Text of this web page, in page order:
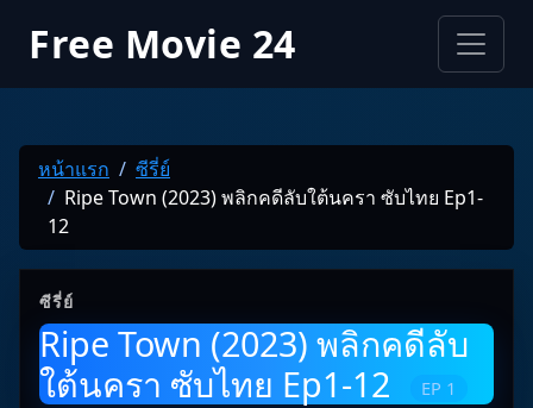
Free Movie 24
หน้าแรก
ซีรี่ย์
Ripe Town (2023) พลิกคดีลับใต้นครา ซับไทย Ep1-
12
ซีรี่ย์
Ripe Town (2023) พลิกคดีลับ
ใต้นครา ซับไทย Ep1-12
EP 1